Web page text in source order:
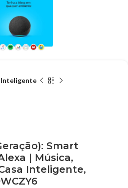
Inteligente
Smart
| Música,
Inteligente,